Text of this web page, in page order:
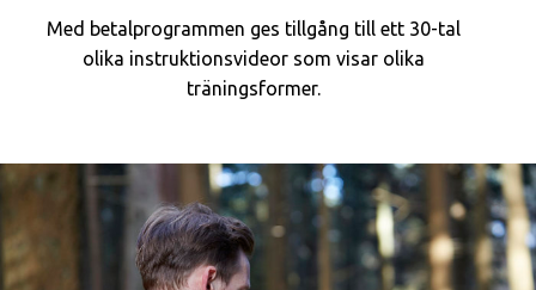
Med betalprogrammen ges tillgång till ett 30-tal
olika instruktions­videor som visar olika
träningsformer.